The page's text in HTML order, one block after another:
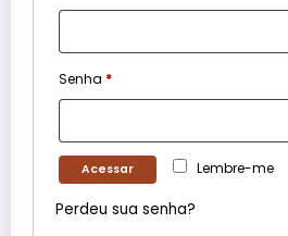
Senha *Obrigatório
Lembre-me
Acessar
Perdeu sua senha?